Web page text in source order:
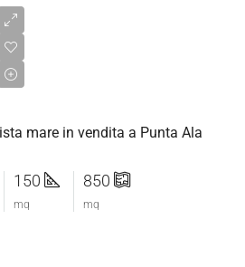
mare in vendita a Punta Ala
150
mq
850
mq